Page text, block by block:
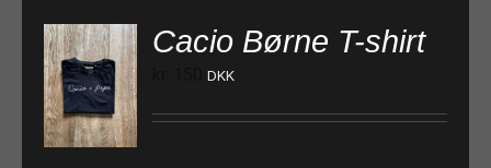
Cacio Børne T-shirt
DKK